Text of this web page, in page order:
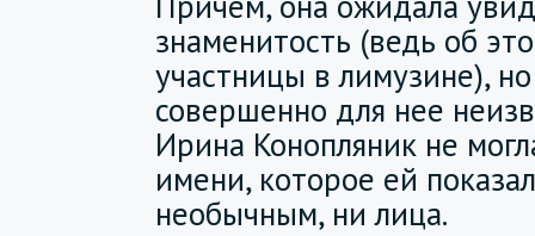
знаменитость (ведь об
участницы в лимузине),
совершенно для нее
Ирина Конопляник не
имени, которое ей
необычным, ни лица.